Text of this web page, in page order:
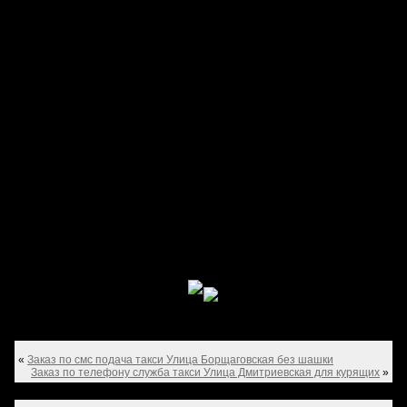
« Заказ по смс подача такси Улица Борщаговская без шашки
Заказ по телефону служба такси Улица Дмитриевская для курящих »